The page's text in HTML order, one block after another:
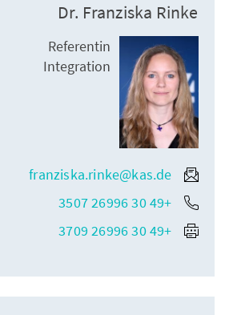
Dr. Franziska Rinke
Referentin
Integration
franziska.rinke@kas.de
+49 30 26996 3507
+49 30 26996 3709